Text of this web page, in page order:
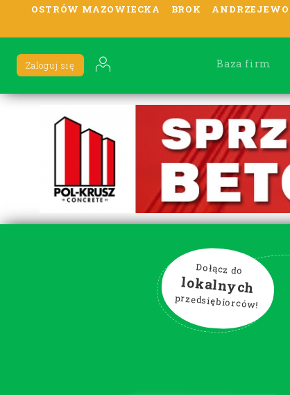
OSTRÓW MAZOWIECKA BROK ANDRZEJEWO
Baza firm
Zaloguj się
Dołącz do
lokalnych
przedsiębiorców!